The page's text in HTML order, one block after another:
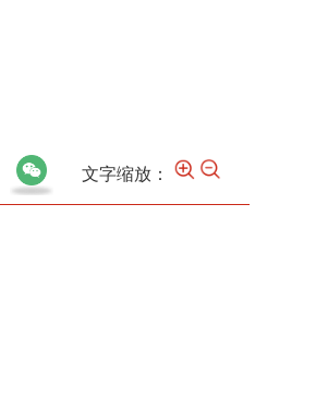
文字缩放：